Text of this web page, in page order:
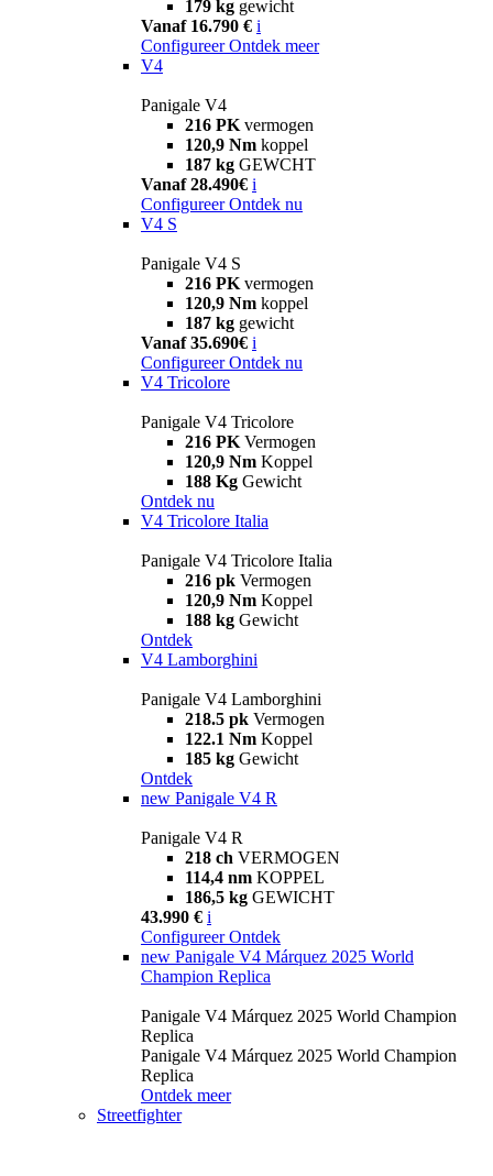
179 kg gewicht
Vanaf 16.790 € i
Configureer Ontdek meer
V4
Panigale V4
216 PK vermogen
120,9 Nm koppel
187 kg GEWCHT
Vanaf 28.490€ i
Configureer Ontdek nu
V4 S
Panigale V4 S
216 PK vermogen
120,9 Nm koppel
187 kg gewicht
Vanaf 35.690€ i
Configureer Ontdek nu
V4 Tricolore
Panigale V4 Tricolore
216 PK Vermogen
120,9 Nm Koppel
188 Kg Gewicht
Ontdek nu
V4 Tricolore Italia
Panigale V4 Tricolore Italia
216 pk Vermogen
120,9 Nm Koppel
188 kg Gewicht
Ontdek
V4 Lamborghini
Panigale V4 Lamborghini
218.5 pk Vermogen
122.1 Nm Koppel
185 kg Gewicht
Ontdek
new Panigale V4 R
Panigale V4 R
218 ch VERMOGEN
114,4 nm KOPPEL
186,5 kg GEWICHT
43.990 € i
Configureer Ontdek
new Panigale V4 Márquez 2025 World
Champion Replica
Panigale V4 Márquez 2025 World Champion
Replica
Panigale V4 Márquez 2025 World Champion
Replica
Ontdek meer
Streetfighter